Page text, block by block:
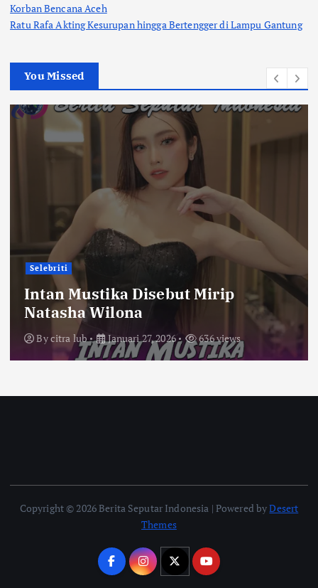
Korban Bencana Aceh
Ratu Rafa Akting Kesurupan hingga Bertengger di Lampu Gantung
You Missed
Selebriti
Intan Mustika Disebut Mirip
Natasha Wilona
Bycitra lub Januari 27, 2026 636 views
Copyright © 2026 Berita Seputar Indonesia | Powered byDesert
Themes